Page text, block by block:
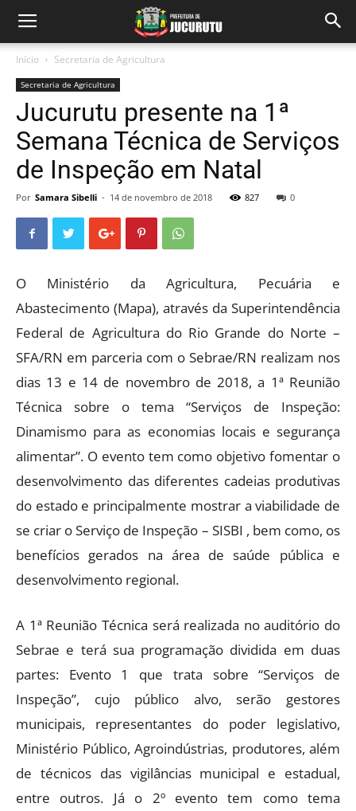
Início Secretaria de Agricultura
Secretaria de Agricultura
Jucurutu presente na 1ª
Semana Técnica de Serviços
de Inspeção em Natal
Por Samara Sibelli - 14 de novembro de 2018 827 0
O Ministério da Agricultura, Pecuária e
Abastecimento (Mapa), através da Superintendência
Federal de Agricultura do Rio Grande do Norte –
SFA/RN em parceria com o Sebrae/RN realizam nos
dias 13 e 14 de novembro de 2018, a 1ª Reunião
Técnica sobre o tema “Serviços de Inspeção:
Dinamismo para as economias locais e segurança
alimentar”. O evento tem como objetivo fomentar o
desenvolvimento das diferentes cadeias produtivas
do estado e principalmente mostrar a viabilidade de
se criar o Serviço de Inspeção – SISBI , bem como, os
benefícios gerados na área de saúde pública e
desenvolvimento regional.
A 1ª Reunião Técnica será realizada no auditório do
Sebrae e terá sua programação dividida em duas
partes: Evento 1 que trata sobre “Serviços de
Inspeção”, cujo público alvo, serão gestores
municipais, representantes do poder legislativo,
Ministério Público, Agroindústrias, produtores, além
de técnicos das vigilâncias municipal e estadual,
entre outros. Já o 2º evento tem como tema